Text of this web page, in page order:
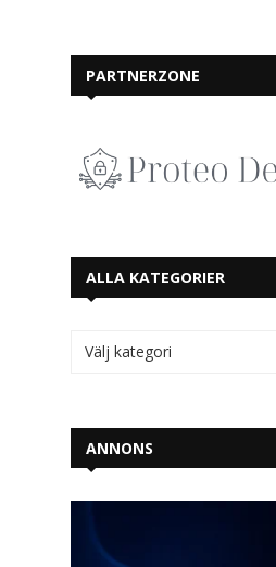
PARTNERZONE
ALLA KATEGORIER
ANNONS